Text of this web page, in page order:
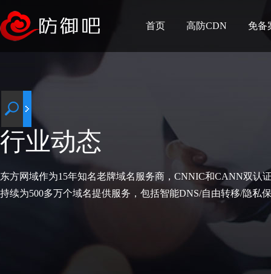
首页 高防CDN 免备
行业动态
东方网域作为15年知名老牌域名服务商，CNNIC和CANN双认
持续为500多万个域名提供服务，包括智能DNS/自由转移/隐私